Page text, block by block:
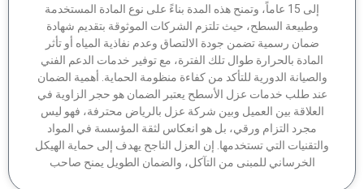
إلى 15 عاماً، وتمنح هذه المدة بناءً على نوع المادة المستخدمة
وطبيعة السطح، حيث تلتزم الشركات الموثوقة بتقديم شهادة
ضمان رسمية تضمن جودة الالتصاق وعدم نفاذية المياه أو تأثر
المادة بالحرارة طوال تلك الفترة، مع توفير خدمات الدعم الفني
الدورية للتأكد من كفاءة منظومة الحماية. أهمية الضمان
طلب خدمات عزل الأسطح يعتبر الضمان هو حجر الزاوية في
بين العميل وبين شركة عزل بالرياض محترفة، فهو ليس
مجرد التزام ورقي، بل هو انعكاس لثقة المؤسسة في المواد
التي تستخدمها. إن العزل الناجح يهدف إلى حماية الهيكل
الخرساني للمبنى من التآكل، والضمان الطويل يمنح صاحب